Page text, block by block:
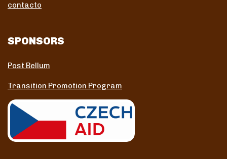
contacto
SPONSORS
Post Bellum
Transition Promotion Program